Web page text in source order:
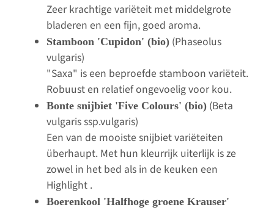
Zeer krachtige variëteit met middelgrote
bladeren en een fijn, goed aroma.
Stamboon 'Cupidon' (bio) (Phaseolus
vulgaris)
"Saxa" is een beproefde stamboon variëteit.
Robuust en relatief ongevoelig voor kou.
Bonte snijbiet 'Five Colours' (bio) (Beta
vulgaris ssp.vulgaris)
Een van de mooiste snijbiet variëteiten
überhaupt. Met hun kleurrijk uiterlijk is ze
zowel in het bed als in de keuken een
Highlight .
Boerenkool 'Halfhoge groene Krauser'